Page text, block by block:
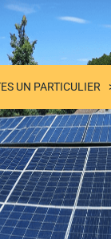
UN PARTICULIER